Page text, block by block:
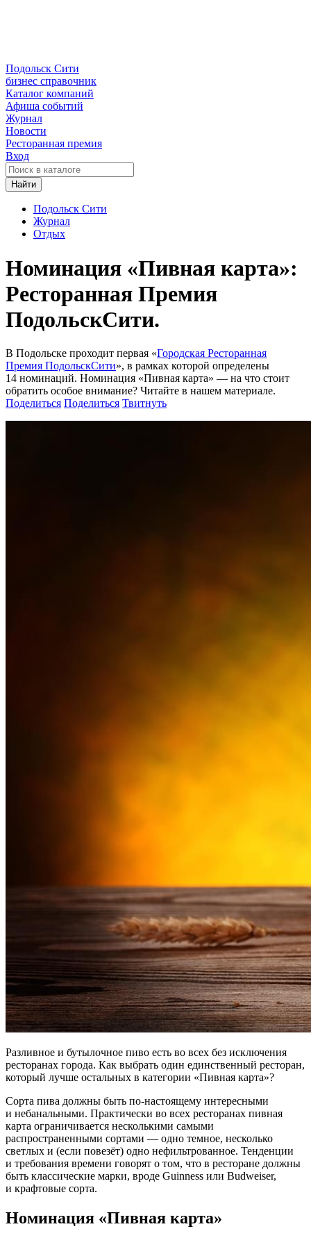
Подольск Сити
бизнес справочник
Каталог компаний
Афиша событий
Журнал
Новости
Ресторанная премия
Вход
Найти
Подольск Сити
Журнал
Отдых
Номинация «Пивная карта»:
Ресторанная Премия
ПодольскСити.
В Подольске проходит первая «Городская Ресторанная
Премия ПодольскСити», в рамках которой определены
14 номинаций. Номинация «Пивная карта» — на что стоит
обратить особое внимание? Читайте в нашем материале.
Поделиться Поделиться Твитнуть
Разливное и бутылочное пиво есть во всех без исключения
ресторанах города. Как выбрать один единственный ресторан,
который лучше остальных в категории «Пивная карта»?
Сорта пива должны быть по-настоящему интересными
и небанальными. Практически во всех ресторанах пивная
карта ограничивается несколькими самыми
распространенными сортами — одно темное, несколько
светлых и (если повезёт) одно нефильтрованное. Тенденции
и требования времени говорят о том, что в ресторане должны
быть классические марки, вроде Guinness или Budweiser,
и крафтовые сорта.
Номинация «Пивная карта»